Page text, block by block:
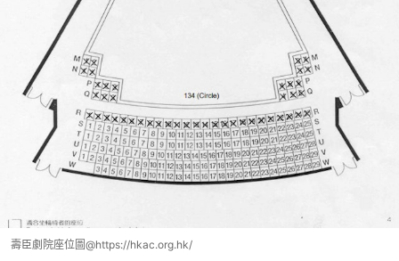
壽臣劇院座位圖@https://hkac.org.hk/